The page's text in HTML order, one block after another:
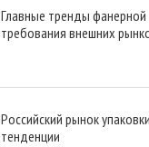
Главные тренды фанерной
требования внешних
Российский рынок
тенденции